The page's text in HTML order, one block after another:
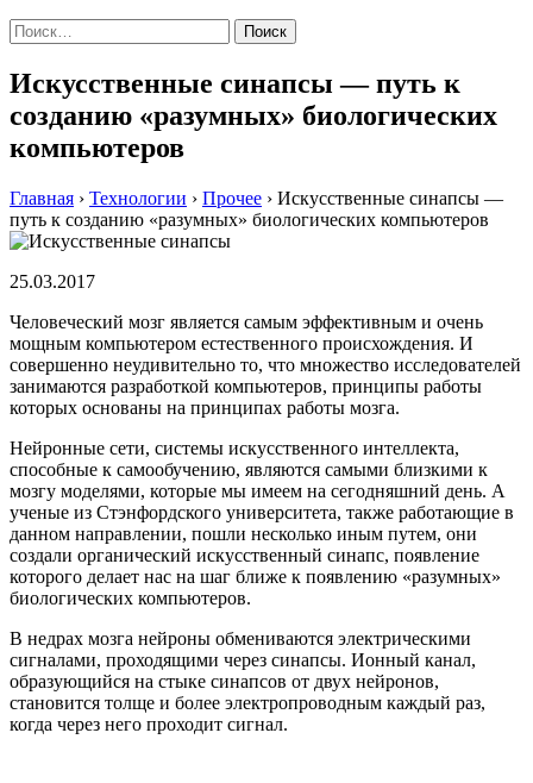
Найти:
Искусственные синапсы — путь к
созданию «разумных» биологических
компьютеров
Главная › Технологии › Прочее › Искусственные синапсы —
путь к созданию «разумных» биологических компьютеров
25.03.2017
Человеческий мозг является самым эффективным и очень
мощным компьютером естественного происхождения. И
совершенно неудивительно то, что множество исследователей
занимаются разработкой компьютеров, принципы работы
которых основаны на принципах работы мозга.
Нейронные сети, системы искусственного интеллекта,
способные к самообучению, являются самыми близкими к
мозгу моделями, которые мы имеем на сегодняшний день. А
ученые из Стэнфордского университета, также работающие в
данном направлении, пошли несколько иным путем, они
создали органический искусственный синапс, появление
которого делает нас на шаг ближе к появлению «разумных»
биологических компьютеров.
В недрах мозга нейроны обмениваются электрическими
сигналами, проходящими через синапсы. Ионный канал,
образующийся на стыке синапсов от двух нейронов,
становится толще и более электропроводным каждый раз,
когда через него проходит сигнал.